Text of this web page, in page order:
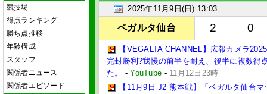
競技場
得点ランキング
勝ち点推移
年齢構成
スタッフ
関係者ニュース
関係者エピソード
2025年11月9日(日) 13:03
ベガルタ仙台 2 0
【VEGALTA CHANNEL】広報カメラ
完封勝利?我慢の前半を耐え、後半に複数得
た。
-YouTube - 11月12日23時
【11月9日 J2 熊本戦】「ベガルタ仙台